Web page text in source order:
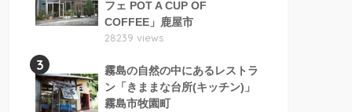
フェ POT A CUP OF
COFFEE」鹿屋市
28239 views
3
霧島の自然の中にあるレストラ
ン「きままな台所(キッチン)」
霧島市牧園町